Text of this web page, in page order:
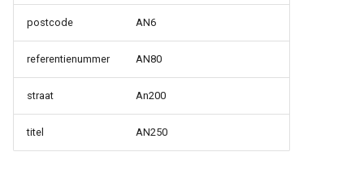
postcode AN6
referentienummer AN80
straat An200
titel AN250